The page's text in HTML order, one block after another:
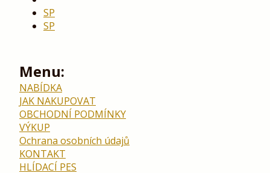
SP
SP
Menu:
NABÍDKA
JAK NAKUPOVAT
OBCHODNÍ PODMÍNKY
VÝKUP
Ochrana osobních údajů
KONTAKT
HLÍDACÍ PES